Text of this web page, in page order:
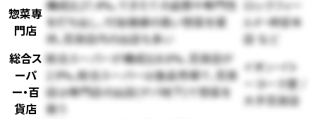
惣菜専
門店
構成比27.4%。できたての品質や専門性
を打ち出し、付加価値の高い惣菜を提
供。百貨店内の出店も多い
ロックフィー
ルド・柿安本
店 など
総合ス
ーパ
ー・百
貨店
総合スーパーが構成比8.6%、百貨店が
2.9%。総合スーパーは食品売場で、百貨
店は専門店の出店(デパ地下)で惣菜を
扱う
イオン・イト
ーヨーカ堂 /
大手百貨店